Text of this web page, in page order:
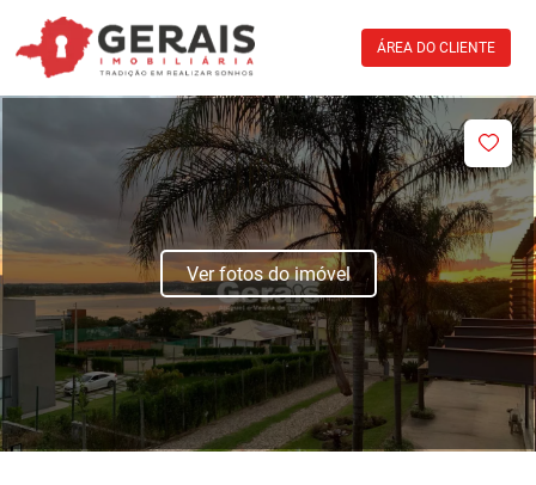
ÁREA DO CLIENTE
Ver fotos do imóvel